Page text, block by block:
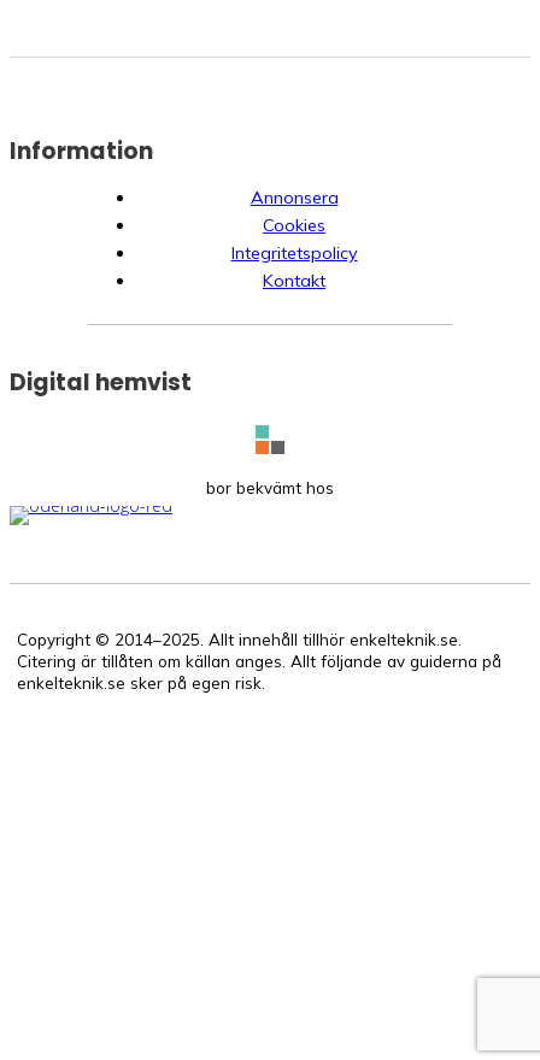
Information
Annonsera
Cookies
Integritetspolicy
Kontakt
Digital hemvist
bor bekvämt hos
Copyright © 2014–2025. Allt innehåll tillhör enkelteknik.se.
Citering är tillåten om källan anges. Allt följande av guiderna på
enkelteknik.se sker på egen risk.